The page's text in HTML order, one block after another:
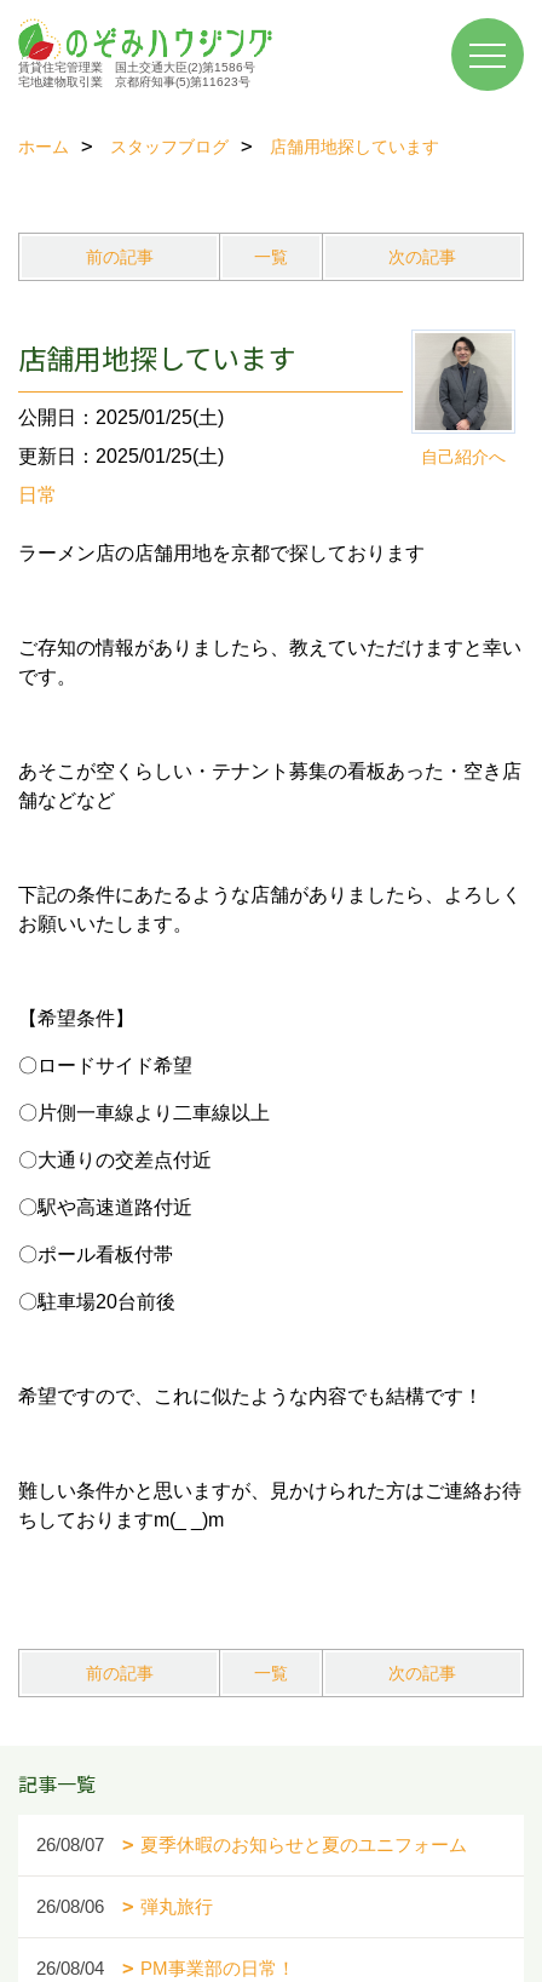
賃貸住宅管理業 国土交通大臣(2)第1586号
宅地建物取引業 京都府知事(5)第11623号
ホーム スタッフブログ 店舗用地探しています
前の記事 一覧 次の記事
自己紹介へ
店舗用地探しています
公開日：2025/01/25(土)
更新日：2025/01/25(土)
日常
ラーメン店の店舗用地を京都で探しております
ご存知の情報がありましたら、教えていただけますと幸い
です。
あそこが空くらしい・テナント募集の看板あった・空き店
舗などなど
下記の条件にあたるような店舗がありましたら、よろしく
お願いいたします。
【希望条件】
〇ロードサイド希望
〇片側一車線より二車線以上
〇大通りの交差点付近
〇駅や高速道路付近
〇ポール看板付帯
〇駐車場20台前後
希望ですので、これに似たような内容でも結構です！
難しい条件かと思いますが、見かけられた方はご連絡お待
ちしておりますm(_ _)m
前の記事 一覧 次の記事
記事一覧
26/08/07 夏季休暇のお知らせと夏のユニフォーム
26/08/06 弾丸旅行
26/08/04 PM事業部の日常！